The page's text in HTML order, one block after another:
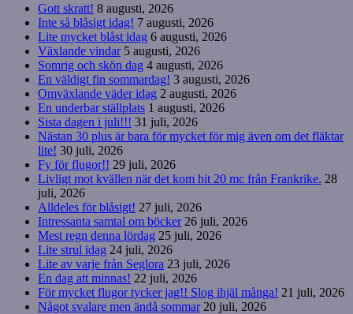
Gott skratt! 8 augusti, 2026
Inte så blåsigt idag! 7 augusti, 2026
Lite mycket blåst idag 6 augusti, 2026
Växlande vindar 5 augusti, 2026
Somrig och skön dag 4 augusti, 2026
En väldigt fin sommardag! 3 augusti, 2026
Omväxlande väder idag 2 augusti, 2026
En underbar ställplats 1 augusti, 2026
Sista dagen i juli!!! 31 juli, 2026
Nästan 30 plus är bara för mycket för mig även om det fläktar
lite! 30 juli, 2026
Fy för flugor!! 29 juli, 2026
Livligt mot kvällen när det kom hit 20 mc från Frankrike. 28
juli, 2026
Alldeles för blåsigt! 27 juli, 2026
Intressanta samtal om böcker 26 juli, 2026
Mest regn denna lördag 25 juli, 2026
Lite strul idag 24 juli, 2026
Lite av varje från Seglora 23 juli, 2026
En dag att minnas! 22 juli, 2026
För mycket flugor tycker jag!! Slog ihjäl många! 21 juli, 2026
Något svalare men ändå sommar 20 juli, 2026